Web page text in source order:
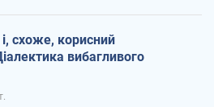
схоже, корисний
вибагливого